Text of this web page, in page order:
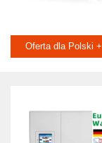
Oferta dla Polski +